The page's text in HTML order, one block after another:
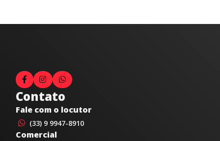
Contato
Fale com o locutor
(33) 9 9947-8910
Comercial